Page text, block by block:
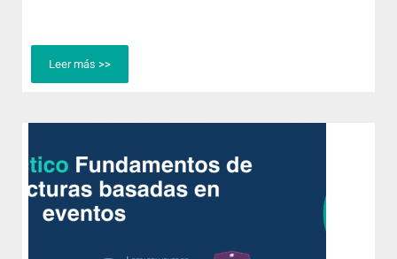
Leer más >>